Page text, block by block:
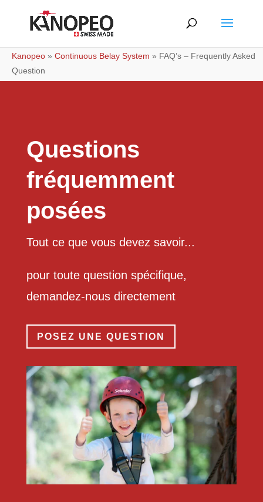
Kanopeo » Continuous Belay System » FAQ’s – Frequently Asked
Question
Questions
fréquemment
posées
Tout ce que vous devez savoir...
pour toute question spécifique,
demandez-nous directement
POSEZ UNE QUESTION